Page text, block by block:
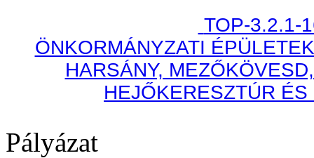
TOP-3.2.1-
ÖNKORMÁNYZATI
HARSÁNY,
HEJŐKERESZTÚR
Pályázat